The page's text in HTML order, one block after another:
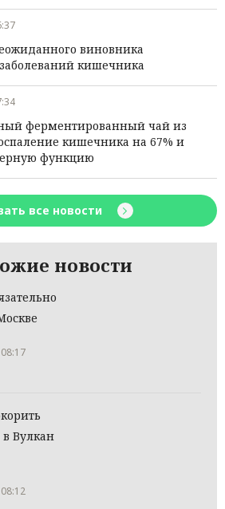
виновника
кишечника
ферментированный чай из
кишечника на 67% и
функцию
все новости
новости
Вулкан